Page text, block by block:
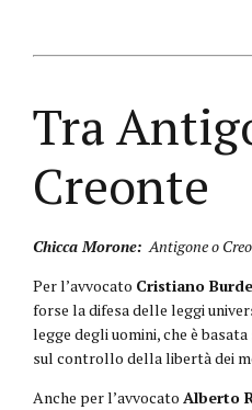
Tra
Creonte
Chicca Morone: Antigone o
Per l’avvocato Cristiano
forse la difesa delle leggi
legge degli uomini, che è
sul controllo della libertà dei
Anche per l’avvocato Alberto